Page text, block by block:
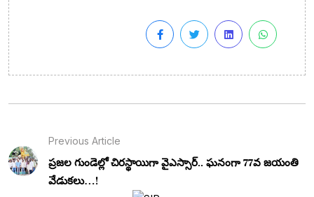
Previous Article
ప్రజల గుండెల్లో చిరస్థాయిగా వైఎస్సార్.. ఘనంగా 77వ జయంతి
వేడుకలు…!